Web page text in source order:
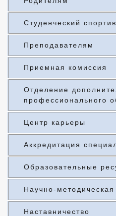
Студенческий
Преподавателям
Приемная комиссия
Отделение
профессионального
Центр карьеры
Аккредитация
Образовательные
Научно-методическая
Наставничество